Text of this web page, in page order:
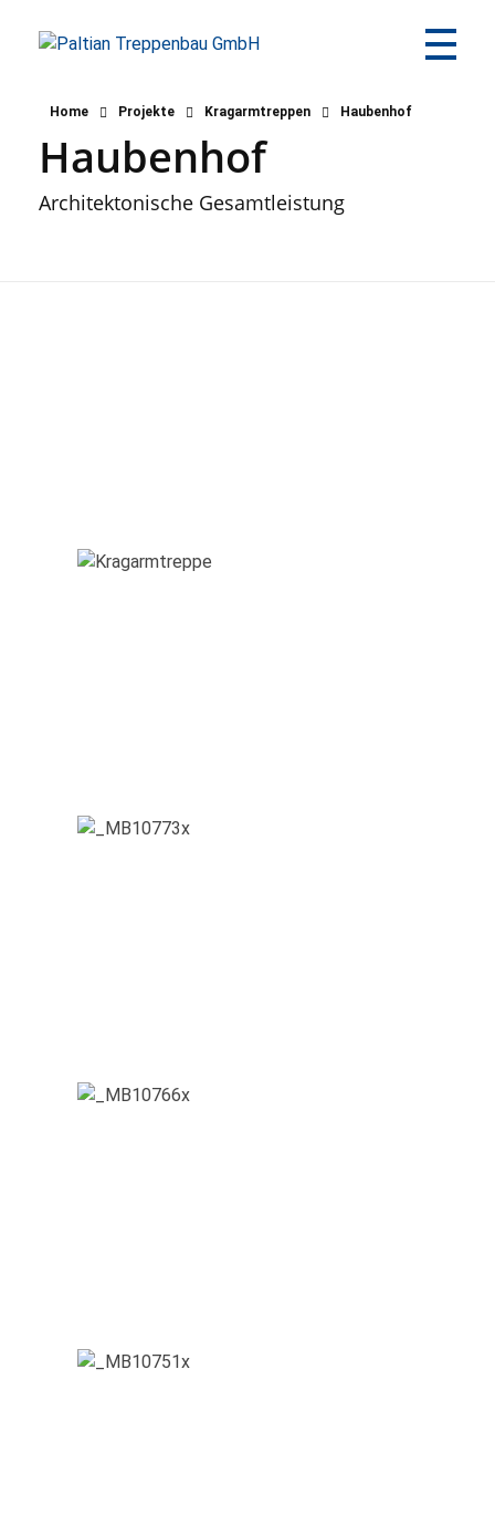
Home Projekte Kragarmtreppen Haubenhof
Haubenhof
Architektonische Gesamtleistung